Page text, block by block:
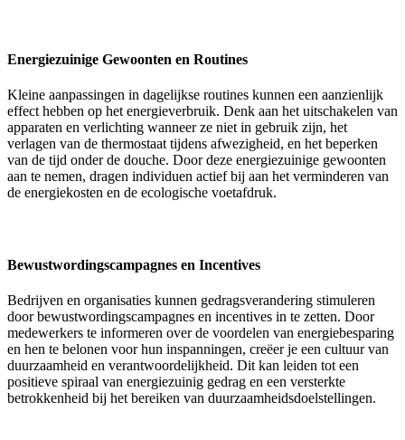
Energiezuinige Gewoonten en Routines
Kleine aanpassingen in dagelijkse routines kunnen een aanzienlijk
effect hebben op het energieverbruik. Denk aan het uitschakelen van
apparaten en verlichting wanneer ze niet in gebruik zijn, het
verlagen van de thermostaat tijdens afwezigheid, en het beperken
van de tijd onder de douche. Door deze energiezuinige gewoonten
aan te nemen, dragen individuen actief bij aan het verminderen van
de energiekosten en de ecologische voetafdruk.
Bewustwordingscampagnes en Incentives
Bedrijven en organisaties kunnen gedragsverandering stimuleren
door bewustwordingscampagnes en incentives in te zetten. Door
medewerkers te informeren over de voordelen van energiebesparing
en hen te belonen voor hun inspanningen, creëer je een cultuur van
duurzaamheid en verantwoordelijkheid. Dit kan leiden tot een
positieve spiraal van energiezuinig gedrag en een versterkte
betrokkenheid bij het bereiken van duurzaamheidsdoelstellingen.